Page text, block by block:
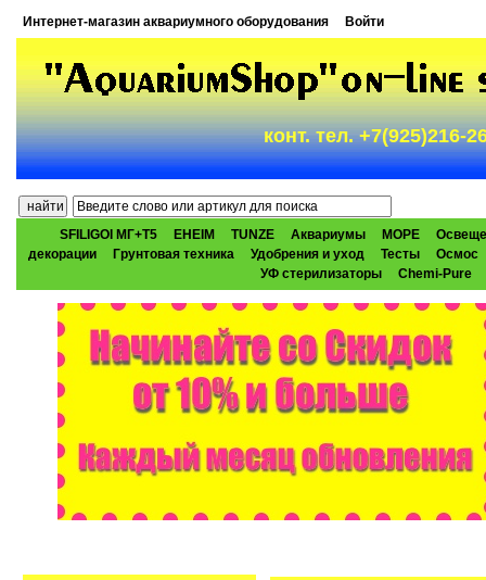
Интернет-магазин аквариумного оборудования Войти
конт. тел. +7(925)216-
SFILIGOI МГ+Т5 EHEIM TUNZE Аквариумы МОРЕ
декорации
Грунтовая техника Удобрения и уход Тесты
Осмос
УФ стерилизаторы
Chemi-Pure